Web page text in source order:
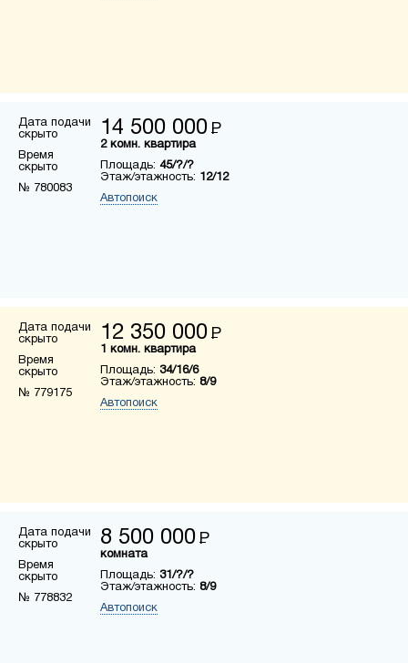
Дата подачи
скрыто
Время
скрыто
№ 780083
14 500 000 Р
2 комн. квартира
Площадь: 45/?/?
Этаж/этажность: 12/12
Автопоиск
Дата подачи
скрыто
Время
скрыто
№ 779175
12 350 000 Р
1 комн. квартира
Площадь: 34/16/6
Этаж/этажность: 8/9
Автопоиск
Дата подачи
скрыто
Время
скрыто
№ 778832
8 500 000 Р
комната
Площадь: 31/?/?
Этаж/этажность: 8/9
Автопоиск